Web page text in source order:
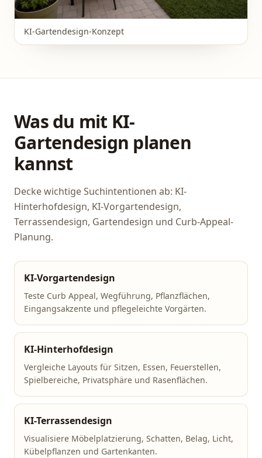
KI-Gartendesign-Konzept
Was du mit KI-
Gartendesign planen
kannst
Decke wichtige Suchintentionen ab: KI-
Hinterhofdesign, KI-Vorgartendesign,
Terrassendesign, Gartendesign und Curb-Appeal-
Planung.
KI-Vorgartendesign
Teste Curb Appeal, Wegführung, Pflanzflächen,
Eingangsakzente und pflegeleichte Vorgärten.
KI-Hinterhofdesign
Vergleiche Layouts für Sitzen, Essen, Feuerstellen,
Spielbereiche, Privatsphäre und Rasenflächen.
KI-Terrassendesign
Visualisiere Möbelplatzierung, Schatten, Belag, Licht,
Kübelpflanzen und Gartenkanten.